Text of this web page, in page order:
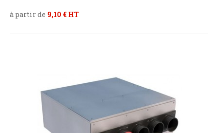
à partir de 9,10 € HT